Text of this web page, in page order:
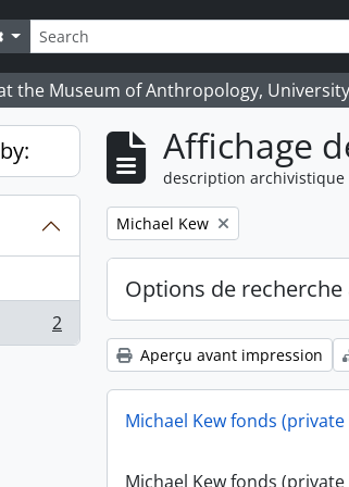
Search options
the Museum of Anthropology,
2
Affichage
description archivistique
Remove filter:
Michael Kew
Options de recherche
Aperçu avant impression
Michael Kew fonds
Michael Kew fonds (private